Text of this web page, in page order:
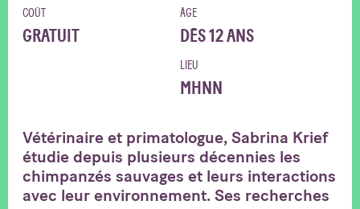
COÛT
GRATUIT
ÂGE
DÈS 12 ANS
LIEU
MHNN
Vétérinaire et primatologue, Sabrina Krief
étudie depuis plusieurs décennies les
chimpanzés sauvages et leurs interactions
avec leur environnement. Ses recherches